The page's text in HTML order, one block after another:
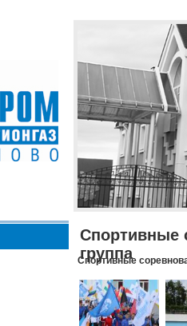
Спортивные
группа
Спортивные